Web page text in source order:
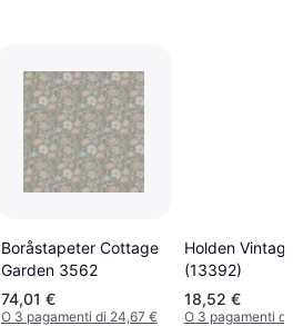
Boråstapeter Cottage
Garden 3562
74,01 €
O 3 pagamenti di 24,67 €
Holden
(13392)
18,52 €
O 3 pagamenti di